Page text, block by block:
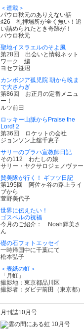
＜連載＞
パウロ秋元のありえない話
♯26 礼拝場所が全く無い！追
い詰められたとき奇跡が！
パウロ秋元
聖地イスラエルのそよ風
第28回 出会いと情報ネット
ワーク 編
ヨセフ笹沼
カンボジア孤児院 朝から晩ま
で大さわぎ
第86回 お正月の定番メニュ
ー！
ルツ前田
ロッキー山脈からPraise the
Lord!２
第36回 ロケットの会社
ジョンソン上舘千恵子
サリーのプラハ宣教師日記
その112 わたしの娘
サリー・ヤクサロジェノヴァー
賛美隊が行く！ ギフツ日記
第195回 阿佐ヶ谷の路上ライ
ブから
萱野美代子
世界に伝えたい！
ゴスペルの祝福
今月のご紹介： Noah輝美さ
ん
礎の石フォトエッセイ
一時帰国中に千葉にて
松本弘子
＜表紙の虹＞
「月虹」
撮影地：東京都品川区
撮影者：ダビデ前田（東京都）
月刊誌10月号